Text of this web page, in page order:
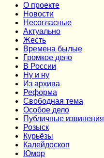
О проекте
Новости
Несогласные
Актуально
Жесть
Времена былые
Громкое дело
В России
Ну и ну
Из архива
Реформа
Cвободная тема
Особое дело
Публичные извинения
Розыск
Курьёзы
Калейдоскоп
Юмор